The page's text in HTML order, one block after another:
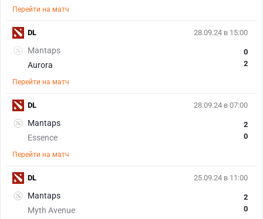
Перейти на матч
28.09.24 в 15:00
Mantaps
Aurora
0
2
Перейти на матч
DL
28.09.24 в 07:00
Mantaps
Essence
2
0
Перейти на матч
DL
25.09.24 в 11:00
Mantaps
Myth Avenue
2
0
DL